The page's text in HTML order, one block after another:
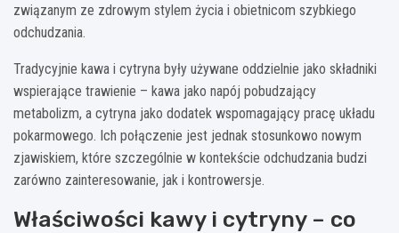
związanym ze zdrowym stylem życia i obietnicom szybkiego
odchudzania.
Tradycyjnie kawa i cytryna były używane oddzielnie jako składniki
wspierające trawienie – kawa jako napój pobudzający
metabolizm, a cytryna jako dodatek wspomagający pracę układu
pokarmowego. Ich połączenie jest jednak stosunkowo nowym
zjawiskiem, które szczególnie w kontekście odchudzania budzi
zarówno zainteresowanie, jak i kontrowersje.
Właściwości kawy i cytryny – co